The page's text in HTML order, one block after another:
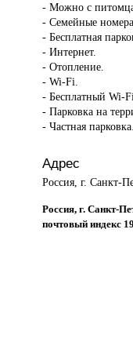
- Можно с
- Семейные
- Бесплатная
- Интернет.
- Отопление.
- Wi-Fi.
- Бесплатный Wi-
- Парковка на
- Частная парковка.
Адрес
Россия, г. Санкт-
Россия, г. Санкт-
почтовый индекс